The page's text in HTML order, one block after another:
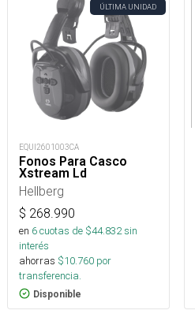
ÚLTIMA UNIDAD
EQUI2601003CA
Fonos Para Casco
Xstream Ld
Hellberg
$ 268.990
en 6cuotas de $44.832sin
interés
ahorras $10.760 por
transferencia.
Disponible